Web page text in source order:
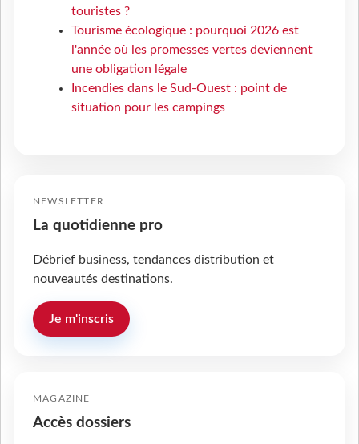
touristes ?
Tourisme écologique : pourquoi 2026 est
l'année où les promesses vertes deviennent
une obligation légale
Incendies dans le Sud-Ouest : point de
situation pour les campings
NEWSLETTER
La quotidienne pro
Débrief business, tendances distribution et
nouveautés destinations.
Je m'inscris
MAGAZINE
Accès dossiers